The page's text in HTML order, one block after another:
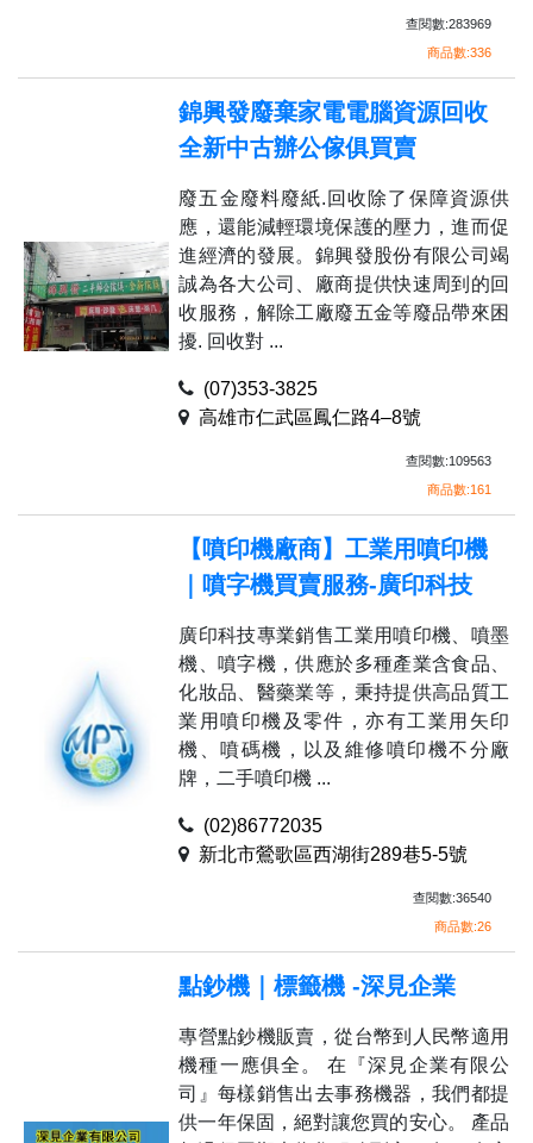
查閱數:283969
商品數:336
錦興發廢棄家電電腦資源回收
全新中古辦公傢俱買賣
廢五金廢料廢紙.回收除了保障資源供
應，還能減輕環境保護的壓力，進而促
進經濟的發展。錦興發股份有限公司竭
誠為各大公司、廠商提供快速周到的回
收服務，解除工廠廢五金等廢品帶來困
擾. 回收對 ...
(07)353-3825
高雄市仁武區鳳仁路4–8號
查閱數:109563
商品數:161
【噴印機廠商】工業用噴印機
｜噴字機買賣服務-廣印科技
廣印科技專業銷售工業用噴印機、噴墨
機、噴字機，供應於多種產業含食品、
化妝品、醫藥業等，秉持提供高品質工
業用噴印機及零件，亦有工業用矢印
機、噴碼機，以及維修噴印機不分廠
牌，二手噴印機 ...
(02)86772035
新北市鶯歌區西湖街289巷5-5號
查閱數:36540
商品數:26
點鈔機｜標籤機 -深見企業
專營點鈔機販賣，從台幣到人民幣適用
機種一應俱全。 在『深見企業有限公
司』每樣銷售出去事務機器，我們都提
供一年保固，絕對讓您買的安心。 產品